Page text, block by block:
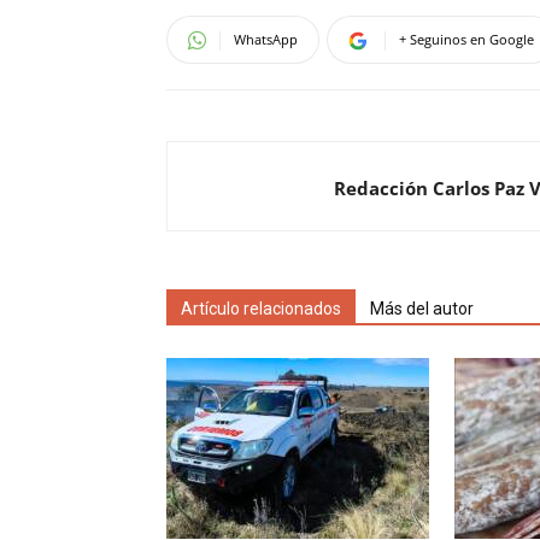
WhatsApp + Seguinos en Google
Redacción Carlos Paz
Artículo relacionados Más del autor